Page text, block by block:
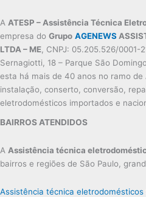
A ATESP – Assistência Técnica
empresa do Grupo AGENEWS
LTDA – ME , CNPJ: 05.205.526/
Sernagiotti, 18 – Parque São
esta há mais de 40 anos no ramo de
instalação, conserto, conversão,
eletrodomésticos importados e
BAIRROS ATENDIDOS
A Assistência técnica
bairros e regiões de São Paulo,
Assistência técnica eletrodomésticos